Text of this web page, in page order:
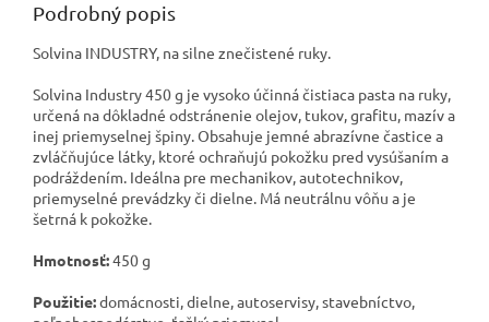
Podrobný popis
Solvina INDUSTRY, na silne znečistené ruky.
Solvina Industry 450 g je vysoko účinná čistiaca pasta na ruky,
určená na dôkladné odstránenie olejov, tukov, grafitu, mazív a
inej priemyselnej špiny. Obsahuje jemné abrazívne častice a
zvláčňujúce látky, ktoré ochraňujú pokožku pred vysúšaním a
podráždením. Ideálna pre mechanikov, autotechnikov,
priemyselné prevádzky či dielne. Má neutrálnu vôňu a je
šetrná k pokožke.
Hmotnosť:450 g
Použitie:domácnosti, dielne, autoservisy, stavebníctvo,